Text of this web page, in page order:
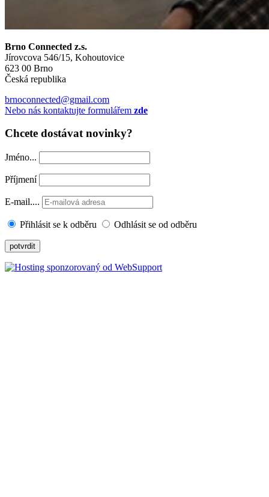
Brno Connected z.s.
Jírovcova 546/15, Kohoutovice
623 00 Brno
Česká republika
brnoconnected@gmail.com
Nebo nás kontaktujte formulářem zde
Chcete dostávat novinky?
Jméno...
Příjmení
E-mail....
Přihlásit se k odběru Odhlásit se od odběru